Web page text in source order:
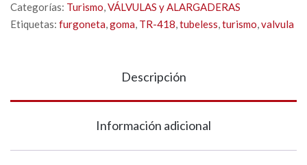
Categorías: Turismo,VÁLVULAS y ALARGADERAS
Etiquetas: furgoneta,goma, TR-418,tubeless,turismo,valvula
Descripción
Información adicional